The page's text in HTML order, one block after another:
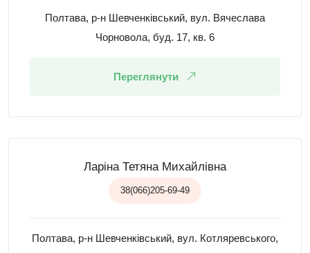
Полтава, р-н Шевченківський, вул. Вячеслава
Чорновола, буд. 17, кв. 6
Переглянути
Ларіна Тетяна Михайлівна
38(066)205-69-49
Полтава, р-н Шевченківський, вул. Котляревського,